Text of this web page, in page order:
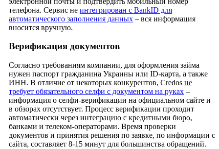
телефона. Сервис не интегрирован с BankID для
автоматического заполнения данных – вся информация
вносится вручную.
Верификация документов
Согласно требованиям компании, для оформления займа
нужен паспорт гражданина Украины или ID-карта, а также
ИНН. В отличие от некоторых конкурентов, Credos не
требует обязательного селфи с документом на руках –
информация о селфи-верификации на официальном сайте и
в обзорах отсутствует. Процесс верификации проходит
автоматически через интеграцию с кредитными бюро,
банками и телеком-операторами. Время проверки
документов и принятия решения по заявке, по информации с
сайта, составляет 8-15 минут для большинства обращений.